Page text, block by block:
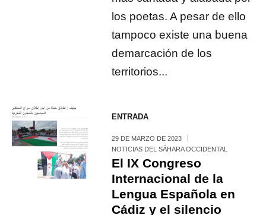
los poetas. A pesar de ello
tampoco existe una buena
demarcación de los
territorios...
ENTRADA
29 DE MARZO DE 2023
NOTICIAS DEL SÁHARA OCCIDENTAL
El IX Congreso
Internacional de la
Lengua Española en
Cádiz y el silencio